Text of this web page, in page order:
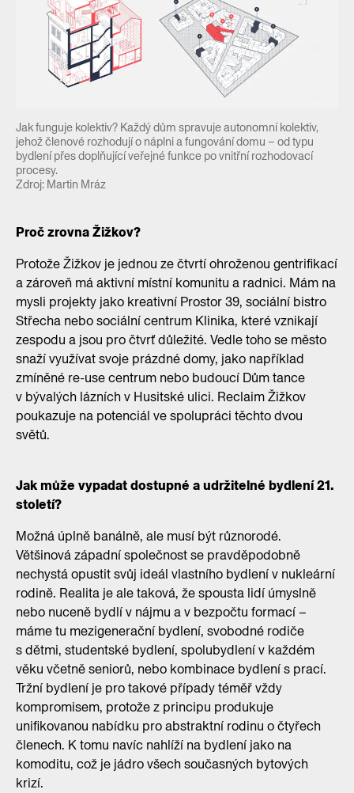
Jak funguje kolektiv? Každý dům spravuje autonomní kolektiv,
jehož členové rozhodují o náplni a fungování domu ­­– od typu
bydlení přes doplňující veřejné funkce po vnitřní rozhodovací
procesy.
Zdroj: Martin Mráz
Proč zrovna Žižkov?
Protože Žižkov je jednou ze čtvrtí ohroženou gentrifikací
a zároveň má aktivní místní komunitu a radnici. Mám na
mysli projekty jako kreativní Prostor 39, sociální bistro
Střecha nebo sociální centrum Klinika, které vznikají
zespodu a jsou pro čtvrť důležité. Vedle toho se město
snaží využívat svoje prázdné domy, jako například
zmíněné re-use centrum nebo budoucí Dům tance
v bývalých lázních v Husitské ulici. Reclaim Žižkov
poukazuje na potenciál ve spolupráci těchto dvou
světů.
Jak může vypadat dostupné a udržitelné bydlení 21.
století?
Možná úplně banálně, ale musí být různorodé.
Většinová západní společnost se pravděpodobně
nechystá opustit svůj ideál vlastního bydlení v nukleární
rodině. Realita je ale taková, že spousta lidí úmyslně
nebo nuceně bydlí v nájmu a v bezpočtu formací –
máme tu mezigenerační bydlení, svobodné rodiče
s dětmi, studentské bydlení, spolubydlení v každém
věku včetně seniorů, nebo kombinace bydlení s prací.
Tržní bydlení je pro takové případy téměř vždy
kompromisem, protože z principu produkuje
unifikovanou nabídku pro abstraktní rodinu o čtyřech
členech. K tomu navíc nahlíží na bydlení jako na
komoditu, což je jádro všech současných bytových
krizí.